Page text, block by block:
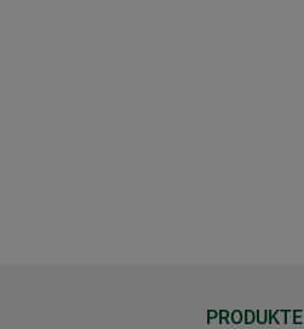
PRODUKTE